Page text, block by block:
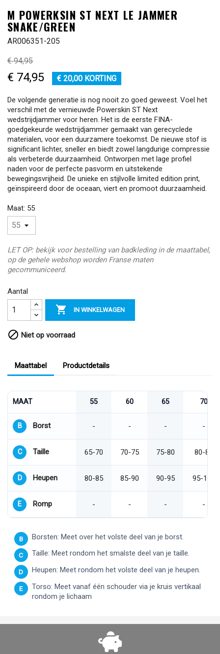
M POWERKSIN ST NEXT LE JAMMER
SNAKE/GREEN
AR006351-205
€ 94,95
€ 74,95 € 20,00 KORTING
De volgende generatie is nog nooit zo goed geweest. Voel het
verschil met de vernieuwde Powerskin ST Next
wedstrijdjammer voor heren. Het is de eerste FINA-
goedgekeurde wedstrijdjammer gemaakt van gerecyclede
materialen, voor een duurzamere toekomst. De nieuwe stof is
significant lichter, sneller en biedt zowel langdurige compressie
als verbeterde duurzaamheid. Ontworpen met lage profiel
naden voor de perfecte pasvorm en uitstekende
bewegingsvrijheid. De unieke en stijlvolle limited edition print,
geïnspireerd door de oceaan, viert en promoot duurzaamheid.
Maat: 55
LET OP: bekijk voor bestelling van badkleding in de maattabel,
op de gehele webshop worden Franse maten
gecommuniceerd.
Aantal
 IN WINKELWAGEN
 Niet op voorraad
Maattabel Productdetails
MAAT 55 60 65 70
B Borst - - - -
C Taille 65-70 70-75 75-80 80-85
D Heupen 80-85 85-90 90-95 95-100
E Romp - - - -
B Borsten: Meet over het volste deel van je borst.
C Taille: Meet rondom het smalste deel van je taille.
D Heupen: Meet rondom het volste deel van je heupen.
E
Torso: Meet vanaf één schouder via je kruis vertikaal
rondom je lichaam